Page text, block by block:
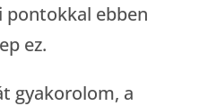
pontokkal ebben
ez.
gyakorolom, a